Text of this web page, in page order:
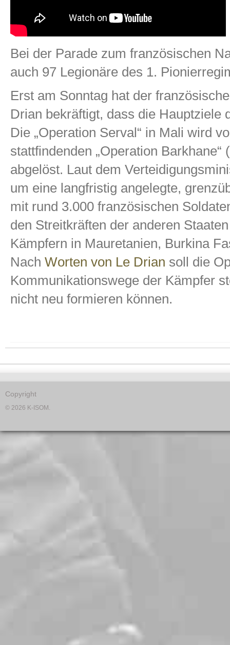
Bei der Parade zum französischen
auch 97 Legionäre des 1.
Erst am Sonntag hat der
Drian bekräftigt, dass die Hauptziele
Die „Operation Serval“ in Mali wird
stattfindenden „Operation
abgelöst. Laut dem
um eine langfristig angelegte,
mit rund 3.000 französischen
den Streitkräften der anderen
Kämpfern in Mauretanien, Burkina
Nach Worten von Le Drian soll die
Kommunikationswege der Kämpfer
nicht neu formieren können.
Copyright
© 2026 K-ISOM.